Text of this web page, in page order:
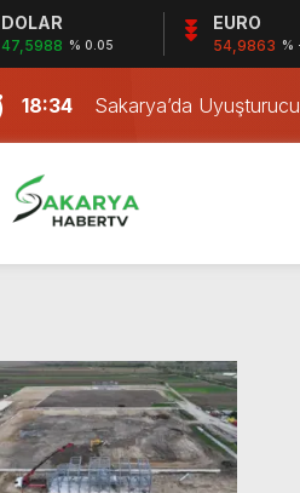
DOLAR
47,5988 % 0.05
EURO
54,9863 %
15:56 2. Uluslararası
18:34 Sakarya’da
18:34
Sakarya’da 70
18:33
Sakarya’da
18:33
Sakarya’da Jandarma
18:32
Kafası Varile Sıkışan
14:29
Sakarya’dan 8 Firma
14:27
Erenler’de Ev Yangını:
15:56
2. Uluslararası
18:34
Sakarya’da